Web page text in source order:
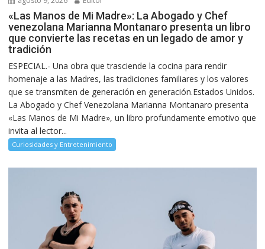
«Las Manos de Mi Madre»: La Abogado y Chef
venezolana Marianna Montanaro presenta un libro
que convierte las recetas en un legado de amor y
tradición
ESPECIAL.- Una obra que trasciende la cocina para rendir
homenaje a las Madres, las tradiciones familiares y los valores
que se transmiten de generación en generación.Estados Unidos.
La Abogado y Chef Venezolana Marianna Montanaro presenta
«Las Manos de Mi Madre», un libro profundamente emotivo que
invita al lector...
Curiosidades y Entretenimiento